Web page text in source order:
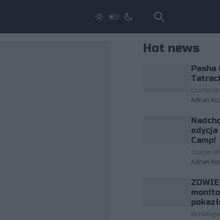
Hot news
Pasha
Counter-
Adrian
edycja
Camp!
Counter-
Adrian
Bez